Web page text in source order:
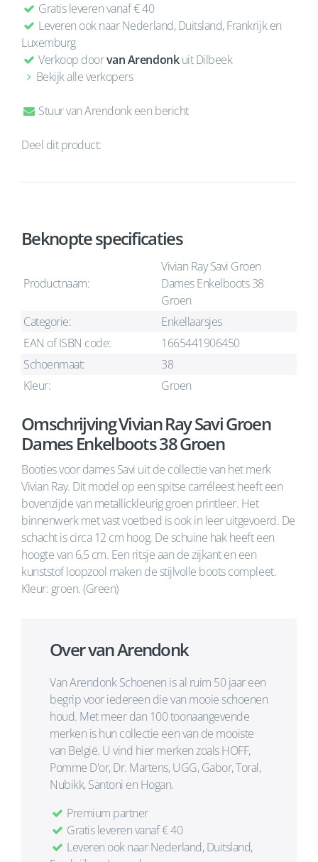
Gratis leveren vanaf € 40
Leveren ook naar Nederland, Duitsland, Frankrijk en
Luxemburg
Verkoop doorvan Arendonkuit Dilbeek
Bekijk alle verkopers
Stuur van Arendonk een bericht
Deel dit product:
Beknopte specificaties
Productnaam:
Vivian Ray Savi Groen
Dames Enkelboots 38
Groen
Categorie:
Enkellaarsjes
EAN of ISBN code:
1665441906450
Schoenmaat:
38
Kleur:
Groen
Omschrijving Vivian Ray Savi Groen
Dames Enkelboots 38 Groen
Booties voor dames Savi uit de collectie van het merk
Vivian Ray. Dit model op een spitse carréleest heeft een
bovenzijde van metallickleurig groen printleer. Het
binnenwerk met vast voetbed is ook in leer uitgevoerd. De
schacht is circa 12 cm hoog. De schuine hak heeft een
hoogte van 6,5 cm. Een ritsje aan de zijkant en een
kunststof loopzool maken de stijlvolle boots compleet.
Kleur: groen. (Green)
Over van Arendonk
Van Arendonk Schoenen is al ruim 50 jaar een
begrip voor iedereen die van mooie schoenen
houd. Met meer dan 100 toonaangevende
merken is hun collectie een van de mooiste
van België. U vind hier merken zoals HOFF,
Pomme D'or, Dr. Martens, UGG, Gabor, Toral,
Nubikk, Santoni en Hogan.
Premium partner
Gratis leveren vanaf € 40
Leveren ook naar Nederland, Duitsland,